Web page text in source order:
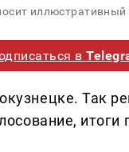
иллюстративный
в
Так